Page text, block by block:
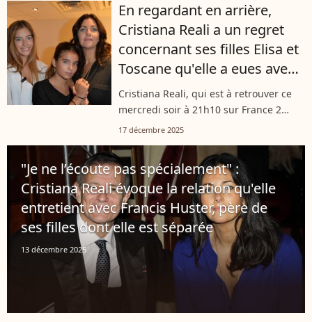
occasion, le comédien de...
En regardant en arrière,
Cristiana Reali a un regret
concernant ses filles Elisa et
Toscane qu'elle a eues avec
Francis Huster
Cristiana Reali, qui est à retrouver ce
mercredi soir à 21h10 sur France 2
dans "Capitaine Marleau", est mère de
interview accordée au magazine...
17 décembre 2025
"Je ne l’écoute pas spécialement" :
Cristiana Reali évoque la relation qu'elle
entretient avec Francis Huster, père de
ses filles dont elle est séparée
13 décembre 2025